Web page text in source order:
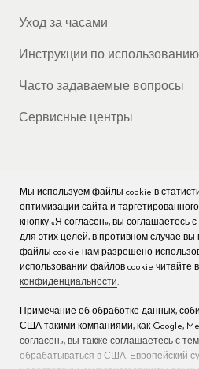
Уход за часами
Инструкции по использованию
Часто задаваемые вопросы
Сервисные центры
КОМПАНИЯ
Вакансии
Пресс
Мы используем файлы cookie в
оптимизации сайта и
кнопку «Я согласен», вы соглашаетесь
для этих целей, в противном случае вы
файлы cookie нам разрешено
использовании файлов cookie читайте
конфиденциальности.
Примечание об обработке данных,
США такими компаниями, как Google,
согласен», вы также соглашаетесь с
обрабатываться в США. Европейский